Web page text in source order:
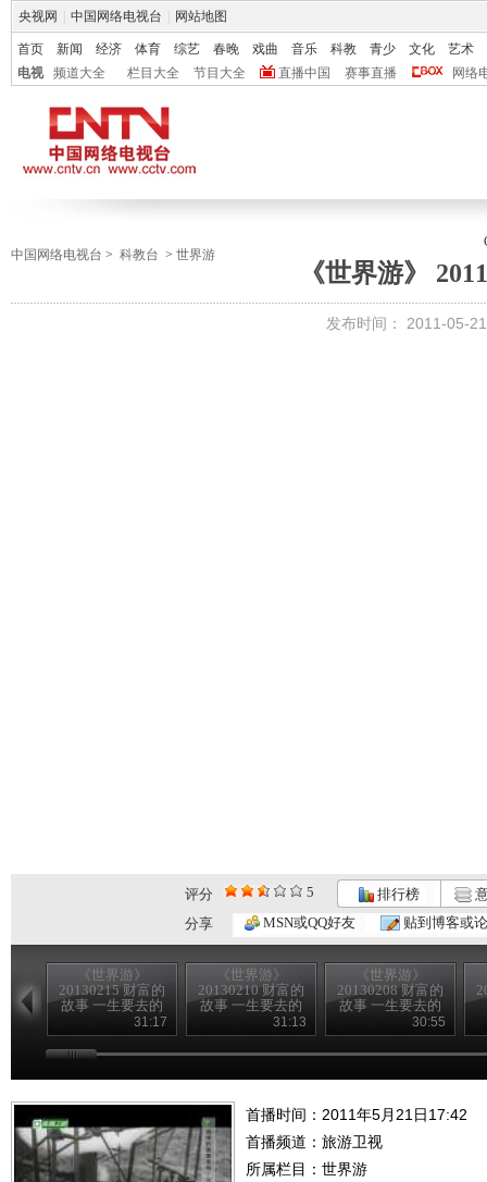
央视网 中国网络电视台 网站地图
首页 新闻 经济 体育 综艺 春晚 戏曲 音乐 科教 青少 文化
艺术
电视
频道大全 栏目大全 节目大全 直播中国 赛事直播 网络
中国网络电视台 > 科教台 > 世界游
《世界游》
发布时间： 2011-05-
评分 5 排行榜
分享
MSN或QQ好友 贴到博客或
《世界游》
20130215 财富的
故事 一生要去的
31:17
《世界游》
20130210 财富的
故事 一生要去的
31:13
《世界游》
20130208 财富的
故事 一生要去的
30:55
首播时间：2011年5月21日17:42
首播频道： 旅游卫视
所属栏目： 世界游